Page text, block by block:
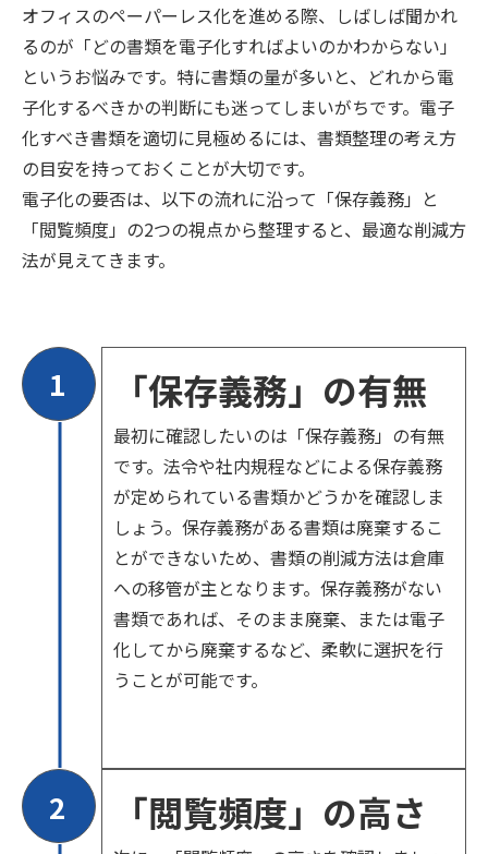
オフィスのペーパーレス化を進める際、しばしば聞かれ
るのが「どの書類を電子化すればよいのかわからない」
というお悩みです。特に書類の量が多いと、どれから電
子化するべきかの判断にも迷ってしまいがちです。電子
化すべき書類を適切に見極めるには、書類整理の考え方
の目安を持っておくことが大切です。
電子化の要否は、以下の流れに沿って「保存義務」と
「閲覧頻度」の2つの視点から整理すると、最適な削減方
法が見えてきます。
1 「保存義務」の有無
最初に確認したいのは「保存義務」の有無
です。法令や社内規程などによる保存義務
が定められている書類かどうかを確認しま
しょう。保存義務がある書類は廃棄するこ
とができないため、書類の削減方法は倉庫
への移管が主となります。保存義務がない
書類であれば、そのまま廃棄、または電子
化してから廃棄するなど、柔軟に選択を行
うことが可能です。
2 「閲覧頻度」の高さ